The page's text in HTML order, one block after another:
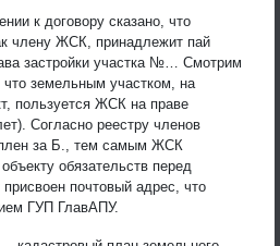
к договору сказано, что
члену ЖСК, принадлежит пай
застройки участка №… Смотрим
земельным участком, на
пользуется ЖСК на праве
Согласно реестру членов
за Б., тем самым ЖСК
обязательств перед
почтовый адрес, что
ГУП ГлавАПУ.